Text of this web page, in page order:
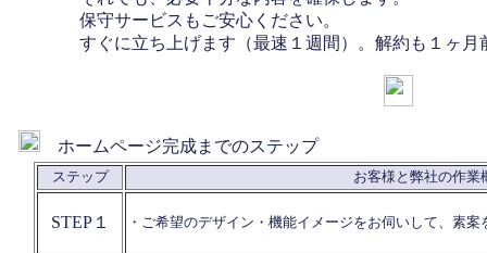
保守サービスもご安心ください。
すぐに立ち上げます（最速１週間）。解約も１ヶ月
ホームページ完成までのステップ
ステップ お客様と弊社の作業概
STEP１ ・ご希望のデザイン・機能イメージをお伺いして、素案